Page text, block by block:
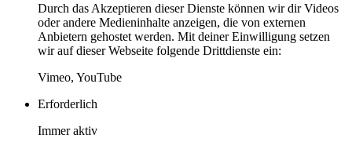
Durch das Akzeptieren dieser Dienste können wir dir Videos
oder andere Medieninhalte anzeigen, die von externen
Anbietern gehostet werden. Mit deiner Einwilligung setzen
wir auf dieser Webseite folgende Drittdienste ein:
Vimeo, YouTube
Erforderlich
Immer aktiv